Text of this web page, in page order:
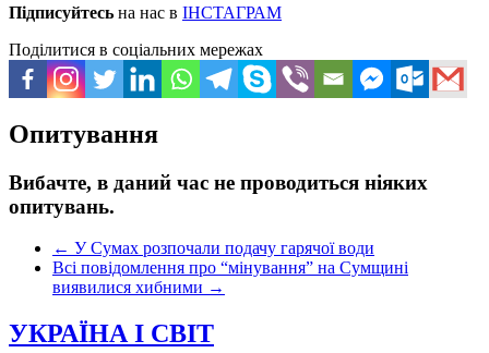
Підписуйтесь на нас в ІНСТАГРАМ
Поділитися в соціальних мережах
Опитування
Вибачте, в даний час не проводиться ніяких
опитувань.
← У Сумах розпочали подачу гарячої води
Всі повідомлення про “мінування” на Сумщині
виявилися хибними →
УКРАЇНА І СВІТ